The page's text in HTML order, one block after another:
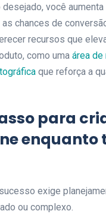
você aumenta
chances de
recursos que
como uma área de
que reforça a
para
exige
ou complexo.